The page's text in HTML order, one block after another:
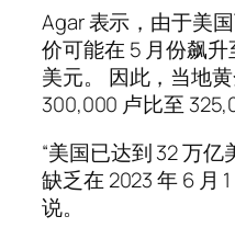
Agar 表示，由于美
价可能在 5 月份飙
美元。 因此，当地
300,000 卢比至
“美国已达到 32 万
缺乏在 2023 年 6 月
说。